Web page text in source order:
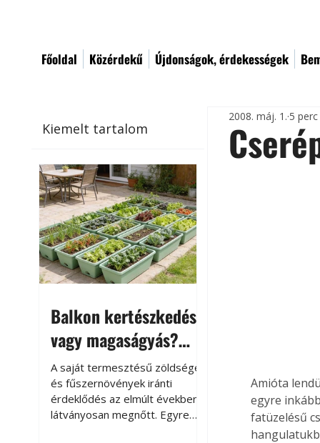
Főoldal Közérdekű Újdonságok, érdekességek
Kiemelt tartalom
Balkon kertészkedés
vagy magaságyás?
Helytakarékos
kertészkedés
A saját termesztésű zöldségek
és fűszernövények iránti
érdeklődés az elmúlt években
látványosan megnőtt. Egyre
2008. máj. 1. 5
Amióta
egyre
fatüzelésű